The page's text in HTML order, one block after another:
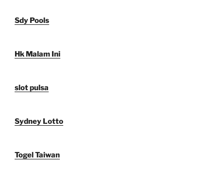
Sdy Pools
Hk Malam Ini
slot pulsa
Sydney Lotto
Togel Taiwan